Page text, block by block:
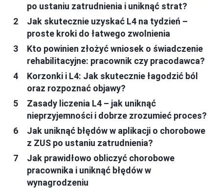
po ustaniu zatrudnienia i uniknąć strat?
Jak skutecznie uzyskać L4 na tydzień –
proste kroki do łatwego zwolnienia
Kto powinien złożyć wniosek o świadczenie
rehabilitacyjne: pracownik czy pracodawca?
Korzonki i L4: Jak skutecznie łagodzić ból
oraz rozpoznać objawy?
Zasady liczenia L4 – jak uniknąć
nieprzyjemności i dobrze zrozumieć proces?
Jak uniknąć błędów w aplikacji o chorobowe
z ZUS po ustaniu zatrudnienia?
Jak prawidłowo obliczyć chorobowe
pracownika i uniknąć błędów w
wynagrodzeniu